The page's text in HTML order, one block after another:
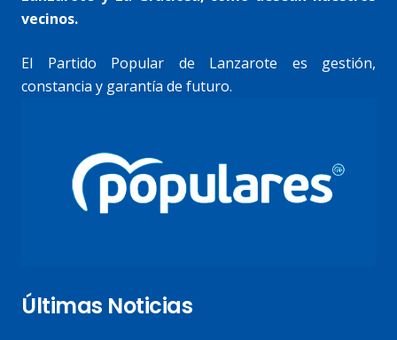
vecinos.
El Partido Popular de Lanzarote es gestión,
constancia y garantía de futuro.
Últimas Noticias